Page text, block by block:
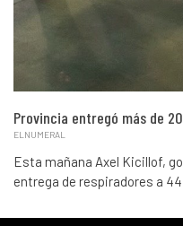
Provincia entregó más de
ELNUMERAL
Esta mañana Axel Kicillof,
entrega de respiradores a